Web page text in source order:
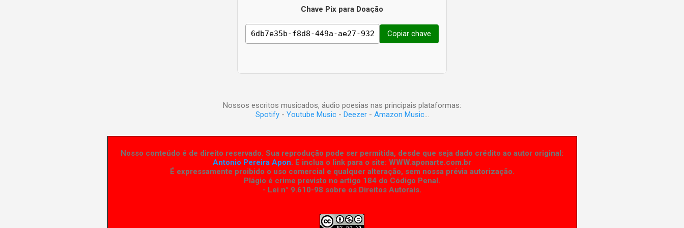
Chave Pix para Doação
Copiar chave
Nossos escritos musicados, áudio poesias nas principais plataformas:
Spotify- Youtube Music- Deezer- Amazon Music...
Nosso conteúdo é de direito reservado. Sua reprodução pode ser permitida, desde que seja dado crédito ao autor original:
Antonio Pereira Apon. E inclua o link para o site:WWW.aponarte.com.br
É expressamente proibido o uso comercial e qualquer alteração, sem nossa prévia autorização.
Plágio é crime previsto no artigo 184 do Código Penal.
- Lei n° 9.610-98 sobre os Direitos Autorais.